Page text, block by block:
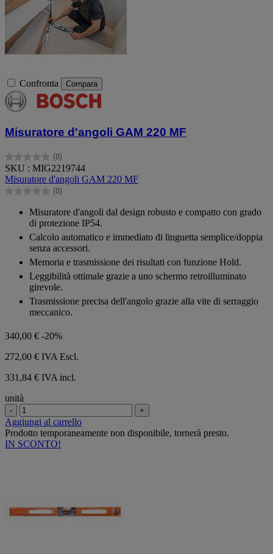
Confronta Compara
Misuratore d'angoli GAM 220 MF
(0)
0.0
su
5
stelle.
SKU : MIG2219744
Misuratore d'angoli GAM 220 MF
(0)
0.0
Misuratore d'angoli dal design robusto e compatto con grado
di protezione IP54.
Calcolo automatico e immediato di linguetta semplice/doppia
senza accessori.
Memoria e trasmissione dei risultati con funzione Hold.
Leggibilità ottimale grazie a uno schermo retroilluminato
girevole.
Trasmissione precisa dell'angolo grazie alla vite di serraggio
meccanico.
340,00 € -20%
272,00 € IVA Escl.
331,84 € IVA incl.
unità
- +
Aggiungi al carrello
Prodotto temporaneamente non disponibile, tornerà presto.
IN SCONTO!